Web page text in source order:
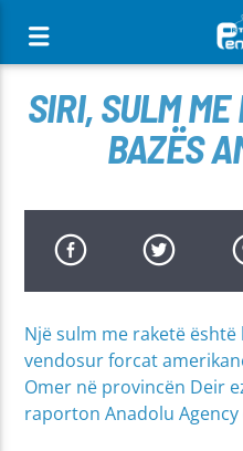
SIRI, SULM
BAZËS
Një sulm me raketë
vendosur forcat
Omer në provincën Deir
raporton Anadolu Agency